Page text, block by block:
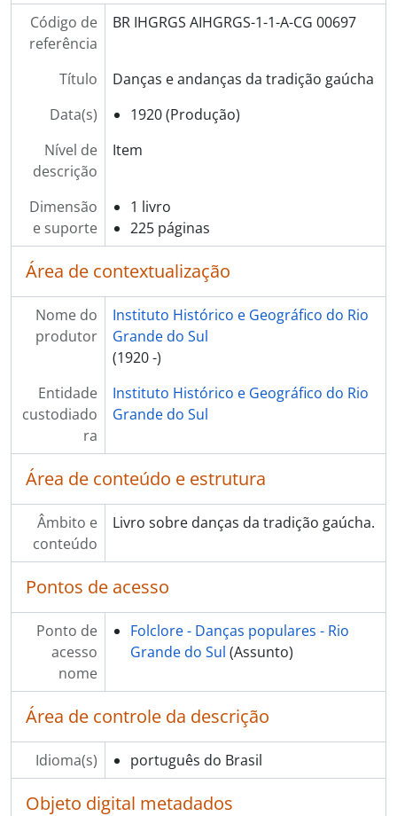
[Item] Rio Grande - tradição e cultura
[Item] Primeiro Seminario de Estudos Gauchos
[Item] Trança creoula
[Item] Dicionário do Tropeirismo
[Item] A música nas Missões Jesuíticas nos séculos XVII e XVIII
[Item] Canções da Fronteira
[Item] Canção dos imigrantes
[Item] Manual de danças gaúchas
[Item] Folclore musical do pampa
[Item] Salamanca do Jarau
[Item] Terno de Reis
[Item] Cancioneiro gaucho
[Item] Gauchadas e gauchismos
[Item] Adagiário gaucho
[Item] Peçuelos - adagios, ditos e expressões gauchescas
[Item] Já se vieram
[Item] Carretas e carreteiros
[Item] Mala de garupa
[Item] Costumes do Rio Grande do Sul
[Item] Rodeio de Adagios
[Item] Lagoa dos Barros
[Item] Lendas gauchas
[Item] O imaginário popular litorâneo
[Item] ABC do Tradicionalismo gaucho
[Item] As mais belas poesias gauchescas
[Item] Bruaca - Adagiario gauchesco
[Item] Cambará do Sul
[Item] Cancioneiro Guasca
Código de
referência
BR IHGRGS AIHGRGS-1-1-A-CG 00697
Título
Danças e andanças da tradição gaúcha
Data(s)
1920 (Produção)
Nível de
descrição
Item
Dimensão
e suporte
1 livro
225 páginas
Área de contextualização
Nome do
produtor
Instituto Histórico e Geográfico do Rio
Grande do Sul
(1920 -)
Entidade
custodiado
ra
Instituto Histórico e Geográfico do Rio
Grande do Sul
Área de conteúdo e estrutura
Âmbito e
conteúdo
Livro sobre danças da tradição gaúcha.
Pontos de acesso
Ponto de
acesso
nome
Folclore - Danças populares - Rio
Grande do Sul (Assunto)
Área de controle da descrição
Idioma(s) português do Brasil
Objeto digital metadados